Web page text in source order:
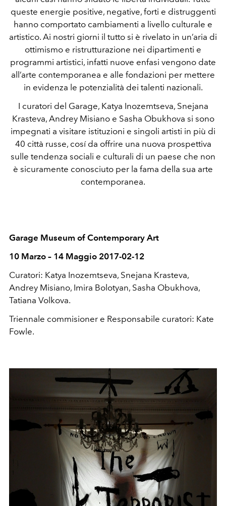
queste energie positive, negative, forti e distruggenti
hanno comportato cambiamenti a livello culturale e
artistico. Ai nostri giorni il tutto si è rivelato in un’aria di
ottimismo e ristrutturazione nei dipartimenti e
programmi artistici, infatti nuove enfasi vengono date
all’arte contemporanea e alle fondazioni per mettere
in evidenza le potenzialità dei talenti nazionali.
I curatori del Garage, Katya Inozemtseva, Snejana
Krasteva, Andrey Misiano e Sasha Obukhova si sono
impegnati a visitare istituzioni e singoli artisti in più di
40 città russe, cosí da offrire una nuova prospettiva
sulle tendenza sociali e culturali di un paese che non
è sicuramente conosciuto per la fama della sua arte
contemporanea.
Garage Museum of Contemporary Art
10 Marzo – 14 Maggio 2017-02-12
Curatori: Katya Inozemtseva, Snejana Krasteva,
Andrey Misiano, Imira Bolotyan, Sasha Obukhova,
Tatiana Volkova.
Triennale commisioner e Responsabile curatori: Kate
Fowle.